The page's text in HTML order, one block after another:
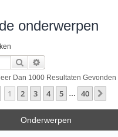
onderwerpen
Zoek
Dan 1000 Resultaten Gevonden
Van40
1 2 3 4 5 40
Onderwerpen